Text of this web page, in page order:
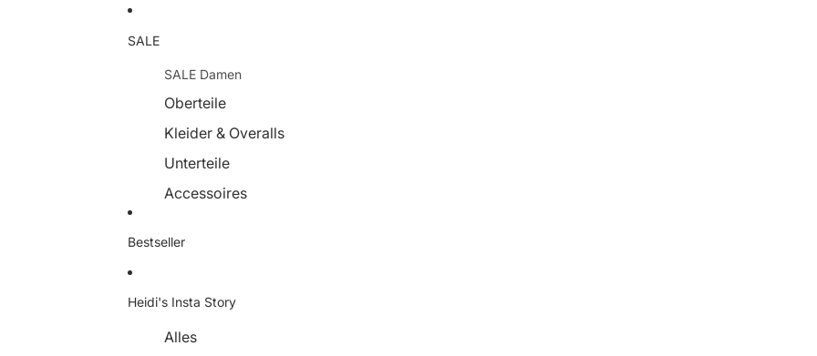
SALE
SALE Damen
Oberteile
Kleider & Overalls
Unterteile
Accessoires
Oberteile
Unterteile
Bestseller
Heidi's Insta Story
Alles